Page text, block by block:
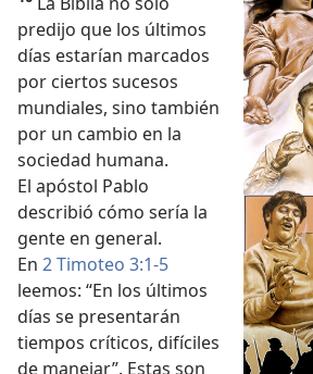
predijo que los últimos
días estarían marcados
por ciertos sucesos
mundiales, sino también
por un cambio en la
sociedad humana.
El apóstol Pablo
describió cómo sería la
gente en general.
En 2 Timoteo 3:1-5
leemos: “En los últimos
días se presentarán
tiempos críticos, difíciles
de manejar”. Estas son